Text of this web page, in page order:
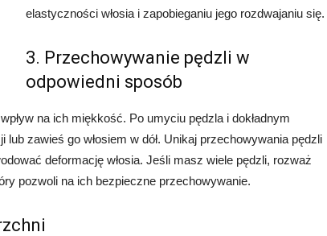
elastyczności włosia i zapobieganiu jego rozdwajaniu się.
3. Przechowywanie pędzli w
odpowiedni sposób
na ich miękkość. Po umyciu pędzla i dokładnym
zawieś go włosiem w dół. Unikaj przechowywania pędzli
deformację włosia. Jeśli masz wiele pędzli, rozważ
pozwoli na ich bezpieczne przechowywanie.